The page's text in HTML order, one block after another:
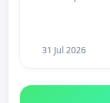
31 Jul 2026